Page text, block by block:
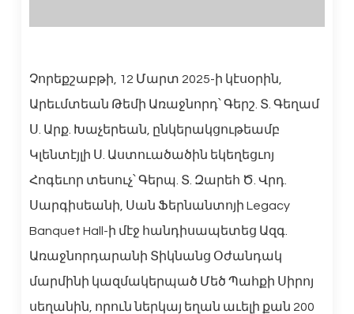
Չորեքշաբթի, 12 Մարտ 2025-ի կէսօրին,
Արեւմտեան Թեմի Առաջնորդ՝ Գերշ. Տ. Գեղամ
Ս. Արք. Խաչերեան, ընկերակցութեամբ
Կլենտէյլի Ս. Աստուածածին եկեղեցւոյ
Հոգեւոր տեսուչ՝ Գերպ. Տ. Զարեհ Ծ. Վրդ.
Սարգիսեանի, Սան Ֆերնանտոյի Legacy
Banquet Hall-ի մէջ հանդիսապետեց Ազգ.
Առաջնորդարանի Տիկնանց Օժանդակ
մարմինի կազմակերպած Մեծ Պահքի Սիրոյ
սեղանին, որուն ներկայ եղան աւելի քան 200